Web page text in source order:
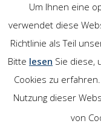
Links
Um Ihnen eine
verwendet diese
Richtlinie als Teil
Bitte lesen Sie diese,
Cookies zu
Nutzung dieser
von